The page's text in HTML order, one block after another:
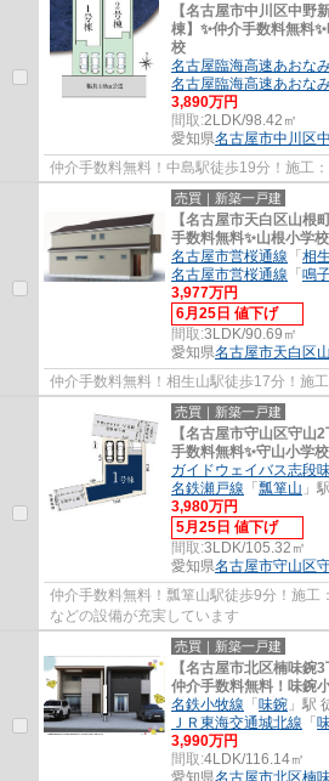
【名古屋市中川区中野
棟】✨️仲介手数料無料
校
名古屋臨海高速あおな
名古屋臨海高速あおな
3,890万円
間取:2LDK/98.42㎡
愛知県名古屋市中川区
仲介手数料無料！中島駅徒歩19分！施工
売買｜新築一戸建
【名古屋市天白区山根
手数料無料✨️山根小学
名古屋市営桜通線 「 相
名古屋市営桜通線 「 鳴
3,977万円
6月25日 値下げ
間取:3LDK/90.69㎡
愛知県名古屋市天白区
仲介手数料無料！相生山駅徒歩17分！施
売買｜新築一戸建
【名古屋市守山区守山
手数料無料✨️守山小学
ガイドウェイバス志段
名鉄瀬戸線 「 瓢箪山 」
3,980万円
5月25日 値下げ
間取:3LDK/105.32㎡
愛知県名古屋市守山区
仲介手数料無料！瓢箪山駅徒歩9分！施工
などの設備が充実しています
売買｜新築一戸建
【名古屋市北区楠味鋺
仲介手数料無料！味鋺
名鉄小牧線 「 味鋺 」駅
ＪＲ東海交通城北線 「
3,990万円
間取:4LDK/116.14㎡
愛知県名古屋市北区楠